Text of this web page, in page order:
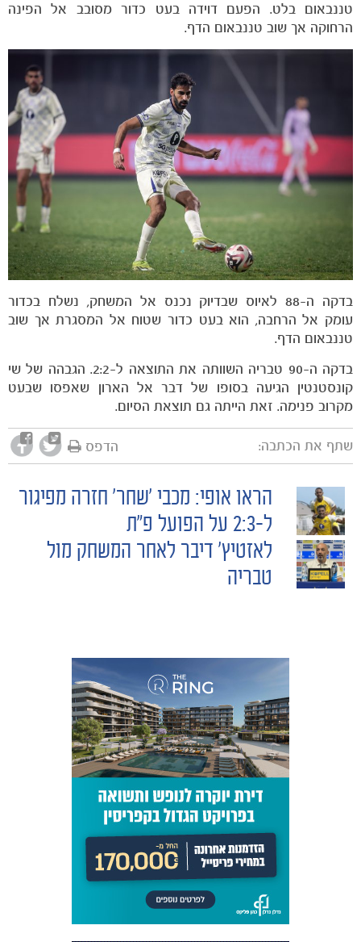
מכבי TV
טננבאום בלט. הפעם דוידה בעט כדור מסובב אל הפינה
הרחוקה אך שוב טננבאום הדף.
בדקה ה-88 לאיוס שבדיוק נכנס אל המשחק, נשלח בכדור
עומק אל הרחבה, הוא בעט כדור שטוח אל המסגרת אך שוב
טננבאום הדף.
בדקה ה-90 טבריה השוותה את התוצאה ל-2:2. הגבהה של שי
קונסטנטין הגיעה בסופו של דבר אל הארון שאפסו שבעט
מקרוב פנימה. זאת הייתה גם תוצאת הסיום.
שתף את הכתבה: הדפס
POST
NAVIGATION
הראו אופי: מכבי ׳שחר׳ חזרה מפיגור
ל-2:3 על הפועל פ״ת
לאזטיץ׳ דיבר לאחר המשחק מול
טבריה